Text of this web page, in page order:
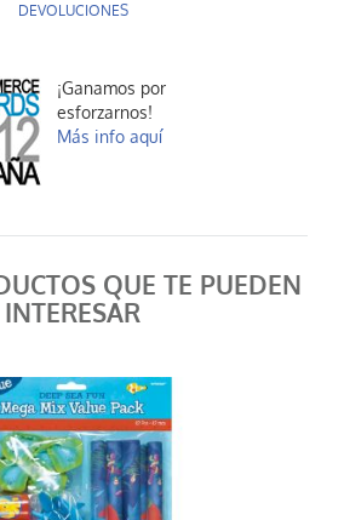
Castañuela mini
AÑADIR AL CARRITO
Murga
0,35 €
DEVOLUCIONES
¡Ganamos por
esforzarnos!
Más info aquí
QUE TE PUEDEN
INTERESAR